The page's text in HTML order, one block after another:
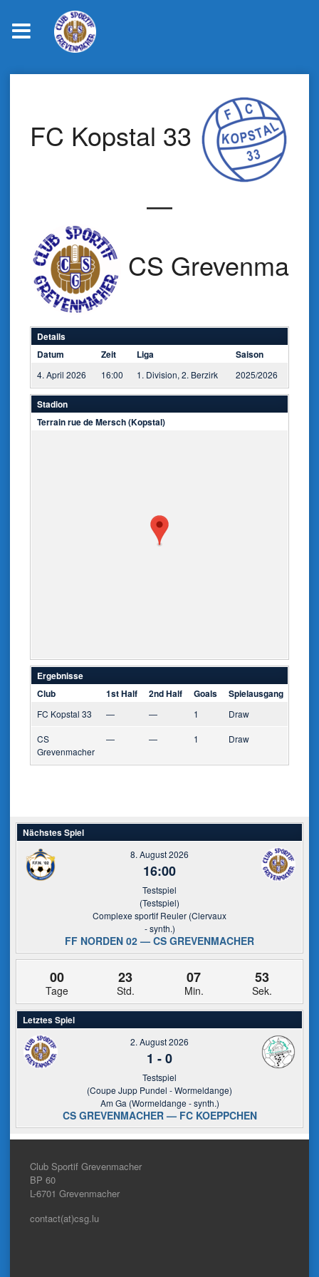
FC Kopstal 33
—
CS
Details
Datum
Zeit Liga Saison
4. April 2026 16:00 1. Division, 2. Berzirk 2025/2026
Stadion
Terrain rue de Mersch (Kopstal)
Ergebnisse
Club
1st Half 2nd Half Goals Spielausgang
FC Kopstal 33 — — 1 Draw
CS
Grevenmacher
— — 1 Draw
Nächstes Spiel
8. August 2026
16:00
Testspiel
(Testspiel)
Complexe sportif Reuler (Clervaux
- synth.)
FF NORDEN 02 — CS GREVENMACHER
00
Tage
23
Std.
07
Min.
53
Sek.
Letztes Spiel
2. August 2026
1 -0
Testspiel
(Coupe Jupp Pundel - Wormeldange)
Am Ga (Wormeldange - synth.)
CS GREVENMACHER — FC KOEPPCHEN
Club Sportif Grevenmacher
BP 60
L-6701 Grevenmacher
contact(at)csg.lu